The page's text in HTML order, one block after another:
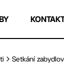
Setkání